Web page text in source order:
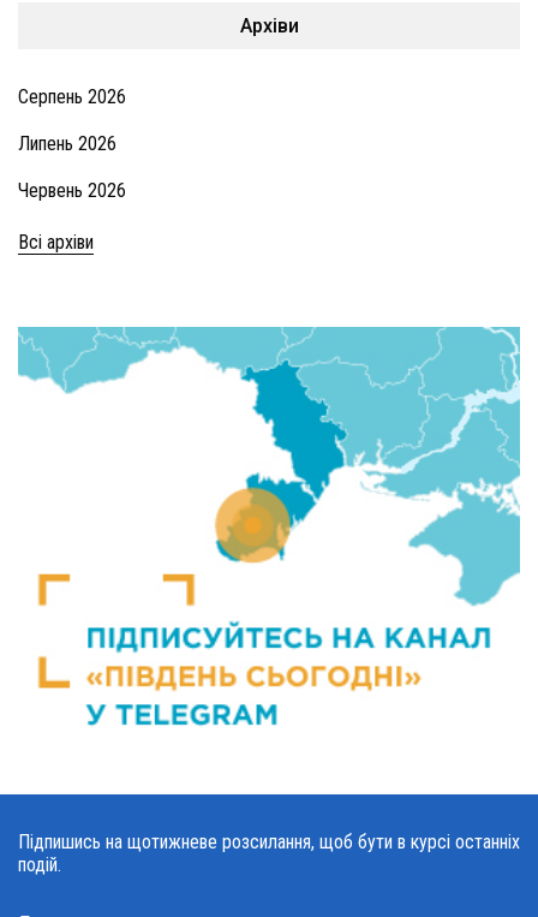
Архіви
Серпень 2026
Липень 2026
Червень 2026
Всі архіви
Підпишись на щотижневе розсилання, щоб бути в курсі останніх
подій.